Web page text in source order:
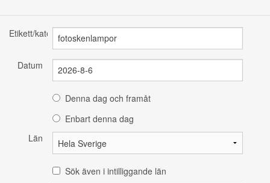
Etikett/kategori
Datum
Denna dag och framåt
Enbart denna dag
Län
Sök även i intilliggande län